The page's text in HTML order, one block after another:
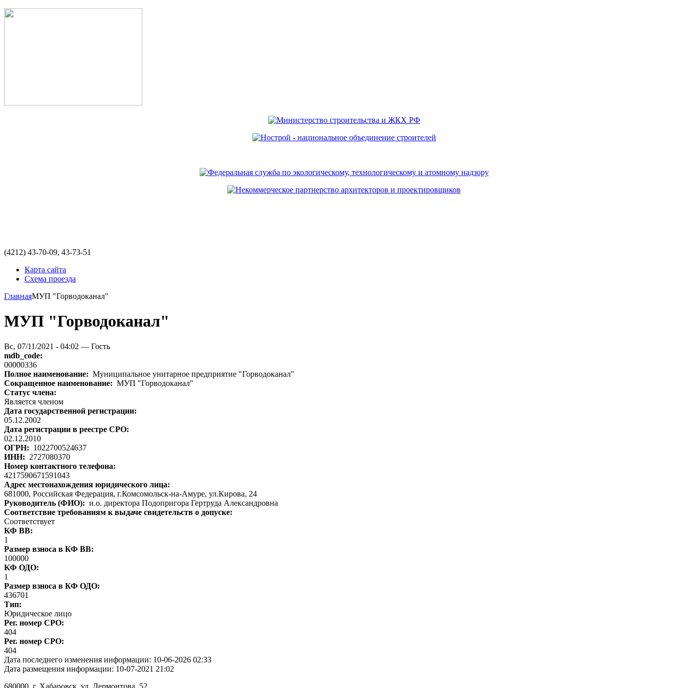
(4212) 43-70-09, 43-73-51
Карта сайта
Схема проезда
ГлавнаяМУП "Горводоканал"
МУП "Горводоканал"
Вс, 07/11/2021 - 04:02 — Гость
mdb_code:
00000336
Полное наименование: Муниципальное унитарное предприятие "Горводоканал"
Сокращенное наименование: МУП "Горводоканал"
Статус члена:
Является членом
Дата государственной регистрации:
05.12.2002
Дата регистрации в реестре СРО:
02.12.2010
ОГРН: 1022700524637
ИНН: 2727080370
Номер контактного телефона:
4217590671591043
Адрес местонахождения юридического лица:
681000, Российская Федерация, г.Комсомольск-на-Амуре, ул.Кирова, 24
Руководитель (ФИО): и.о. директора Подопригора Гертруда Александровна
Соответствие требованиям к выдаче свидетельств о допуске:
Соответствует
КФ ВВ:
1
Размер взноса в КФ ВВ:
100000
КФ ОДО:
1
Размер взноса в КФ ОДО:
436701
Тип:
Юридическое лицо
Рег. номер СРО:
404
Рег. номер СРО:
404
Дата последнего изменения информации: 10-06-2026 02:33
Дата размещения информации: 10-07-2021 21:02
680000 , г. Хабаровск ул. Лермонтова, 52